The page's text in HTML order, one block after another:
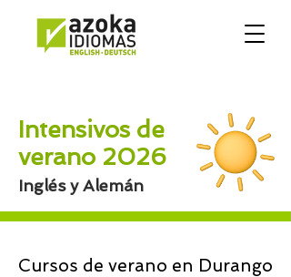
Intensivos de
verano 2026
Inglés y Alemán
Cursos de verano en Durango